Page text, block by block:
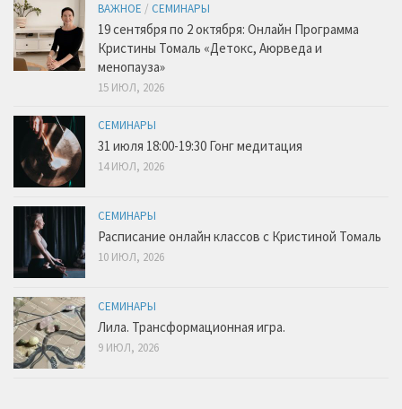
ВАЖНОЕ / СЕМИНАРЫ
19 сентября по 2 октября: Онлайн Программа
Кристины Томаль «Детокс, Аюрведа и
менопауза»
15 ИЮЛ, 2026
СЕМИНАРЫ
31 июля 18:00-19:30 Гонг медитация
14 ИЮЛ, 2026
СЕМИНАРЫ
Расписание онлайн классов с Кристиной Томаль
10 ИЮЛ, 2026
СЕМИНАРЫ
Лила. Трансформационная игра.
9 ИЮЛ, 2026